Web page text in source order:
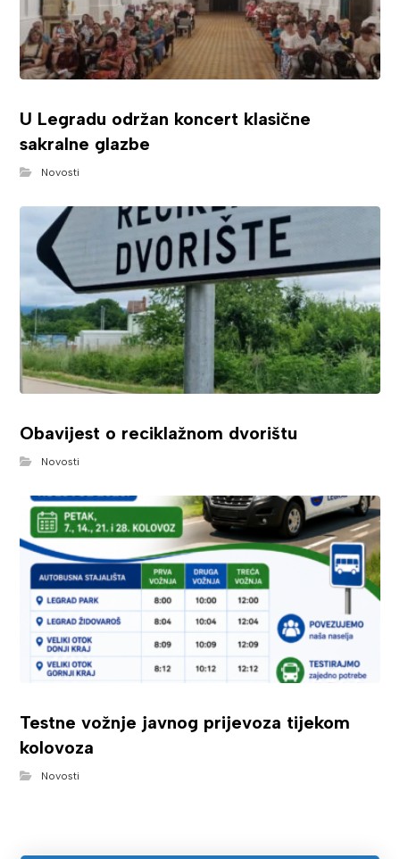
U Legradu održan koncert klasične
sakralne glazbe
Novosti
Obavijest o reciklažnom dvorištu
Novosti
Testne vožnje javnog prijevoza tijekom
kolovoza
Novosti